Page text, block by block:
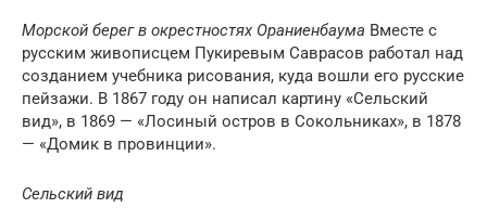
Морской берег в окрестностях Ораниенбаума Вместе с
русским живописцем Пукиревым Саврасов работал над
созданием учебника рисования, куда вошли его русские
пейзажи. В 1867 году он написал картину «Сельский
вид», в 1869 — «Лосиный остров в Сокольниках», в 1878
— «Домик в провинции».
Сельский вид